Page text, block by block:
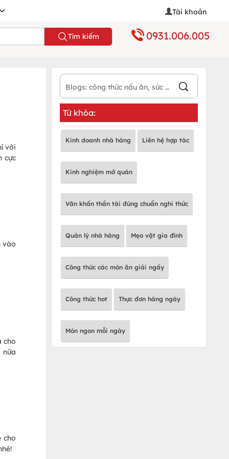
Tài khoản
Tìm kiếm 0931.006.005
với
cực
vào
cho
nữa
cho
Từ khóa:
Kinh doanh nhà hàng Liên hệ hợp tác
Kinh nghiệm mở quán
Văn khấn thần tài đúng chuẩn nghi thức
Quản lý nhà hàng Mẹo vặt gia đình
Công thức các món ăn giải ngấy
Công thức hot Thực đơn hàng ngày
Món ngon mỗi ngày